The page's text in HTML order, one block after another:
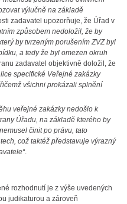
výlučně na základě
zadavatel upozorňuje, že Úřad v
způsobem nedoložil, že by
by tvrzeným porušením ZVZ byl
a tedy že byl omezen okruh
zadavatel objektivně doložil, že
specifické Veřejné zakázky
všichni prokázali splnění
veřejné zakázky nedošlo k
Úřadu, na základě kterého by
činit po právu, tato
což taktéž představuje výrazný
.
rozhodnutí je z výše uvedených
judikaturou a zároveň